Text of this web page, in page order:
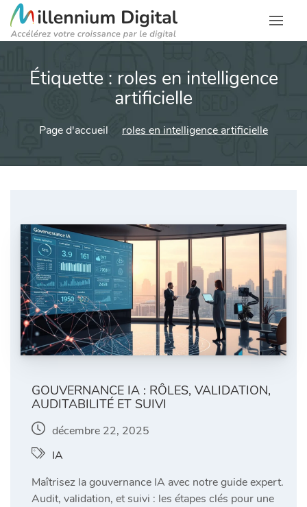
Étiquette : roles en intelligence
artificielle
Page d'accueil roles en intelligence artificielle
GOUVERNANCE IA : RÔLES, VALIDATION,
AUDITABILITÉ ET SUIVI
décembre 22, 2025
IA
Maîtrisez la gouvernance IA avec notre guide expert.
Audit, validation, et suivi : les étapes clés pour une